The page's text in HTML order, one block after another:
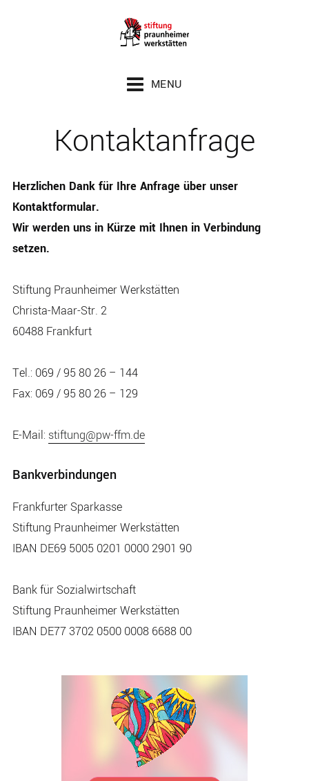
MENU
Kontaktanfrage
Herzlichen Dank für Ihre Anfrage über unser
Kontaktformular.
Wir werden uns in Kürze mit Ihnen in Verbindung
setzen.
Stiftung Praunheimer Werkstätten
Christa-Maar-Str. 2
60488 Frankfurt
Tel.: 069 / 95 80 26 – 144
Fax: 069 / 95 80 26 – 129
E-Mail: stiftung@pw-ffm.de
Bankverbindungen
Frankfurter Sparkasse
Stiftung Praunheimer Werkstätten
IBAN DE69 5005 0201 0000 2901 90
Bank für Sozialwirtschaft
Stiftung Praunheimer Werkstätten
IBAN DE77 3702 0500 0008 6688 00
Seitenspalte